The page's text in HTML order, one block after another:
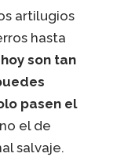
artilugios
hasta
hoy son tan
pasen el
el de
salvaje.